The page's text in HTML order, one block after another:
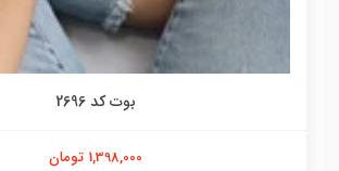
بوت کد 2696
1,398,000 تومان